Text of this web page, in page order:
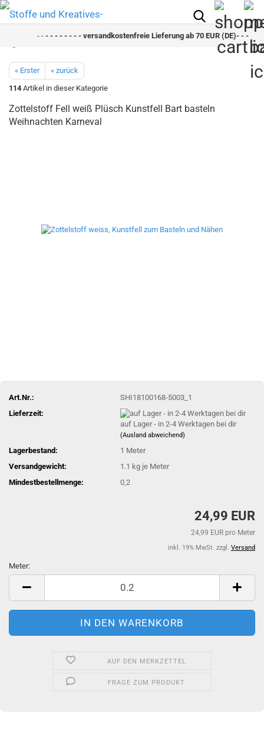
- -- - - - - - - - versandkostenfreie Lieferung ab 70 EUR (DE)- - - - - -
« Erster
« zurück
114 Artikel in dieser Kategorie
Zottelstoff Fell weiß Plüsch Kunstfell Bart basteln
Weihnachten Karneval
Art.Nr.:
SHI18100168-5003_1
Lieferzeit:
auf Lager - in 2-4 Werktagen bei dir
(Ausland abweichend)
Lagerbestand: 1 Meter
Versandgewicht:
1.1 kg je Meter
Mindestbestellmenge:
0,2
24,99 EUR
24,99 EUR pro Meter
inkl. 19% MwSt. zzgl. Versand
Meter:
Meter
AUF DEN MERKZETTEL
FRAGE ZUM PRODUKT